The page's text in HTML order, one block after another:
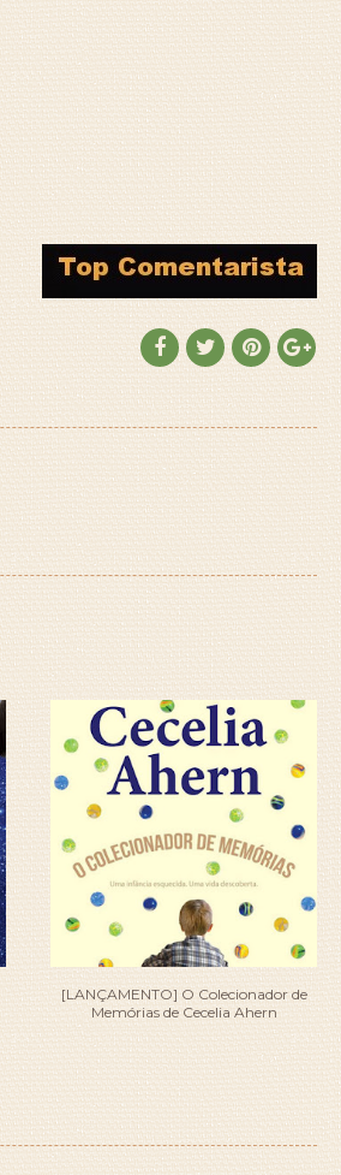
[LANÇAMENTO] O Colecionador de
Memórias de Cecelia Ahern